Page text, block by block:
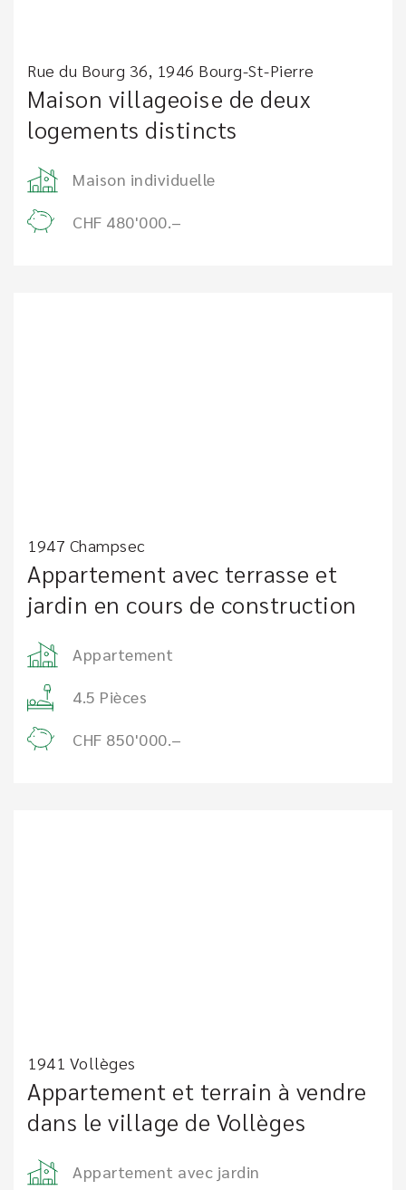
Rue du Bourg 36, 1946 Bourg-St-Pierre
Maison villageoise de deux
logements distincts
Maison individuelle
CHF 480'000.–
1947 Champsec
Appartement avec terrasse et
jardin en cours de construction
Appartement
4.5 Pièces
CHF 850'000.–
1941 Vollèges
Appartement et terrain à vendre
dans le village de Vollèges
Appartement avec jardin